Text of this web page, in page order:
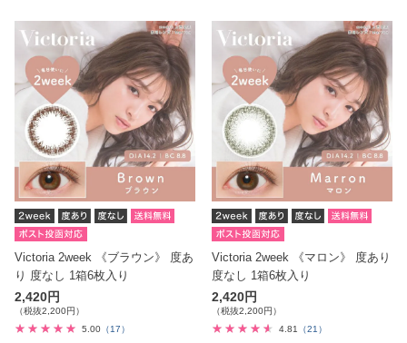
Victoria 2week 《ブラウン》 度あ
り 度なし 1箱6枚入り
2,420円
（税抜2,200円）
5.00 （17）
Victoria 2week 《マロン》 度あり
度なし 1箱6枚入り
2,420円
（税抜2,200円）
4.81
（21）